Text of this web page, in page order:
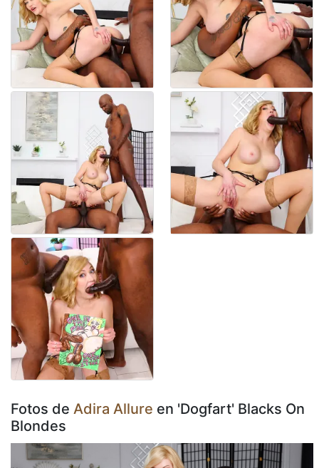
Fotos de Adira Allure en 'Dogfart' Blacks On
Blondes